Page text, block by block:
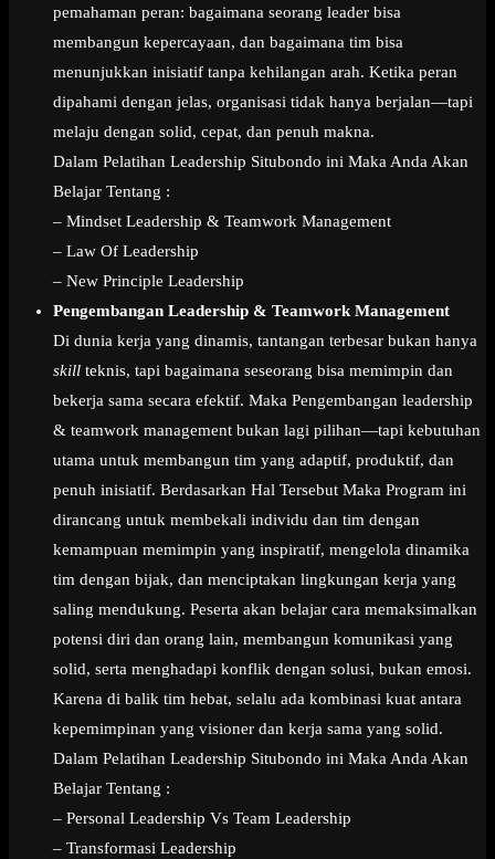
pemahaman peran: bagaimana seorang leader bisa
membangun kepercayaan, dan bagaimana tim bisa
menunjukkan inisiatif tanpa kehilangan arah. Ketika peran
dipahami dengan jelas, organisasi tidak hanya berjalan—tapi
melaju dengan solid, cepat, dan penuh makna.
Dalam Pelatihan Leadership Situbondo ini Maka Anda Akan
Belajar Tentang :
– Mindset Leadership & Teamwork Management
– Law Of Leadership
– New Principle Leadership
Pengembangan Leadership & Teamwork Management
Di dunia kerja yang dinamis, tantangan terbesar bukan hanya
skill teknis, tapi bagaimana seseorang bisa memimpin dan
bekerja sama secara efektif. Maka Pengembangan leadership
& teamwork management bukan lagi pilihan—tapi kebutuhan
utama untuk membangun tim yang adaptif, produktif, dan
penuh inisiatif. Berdasarkan Hal Tersebut Maka Program ini
dirancang untuk membekali individu dan tim dengan
kemampuan memimpin yang inspiratif, mengelola dinamika
tim dengan bijak, dan menciptakan lingkungan kerja yang
saling mendukung. Peserta akan belajar cara memaksimalkan
potensi diri dan orang lain, membangun komunikasi yang
solid, serta menghadapi konflik dengan solusi, bukan emosi.
Karena di balik tim hebat, selalu ada kombinasi kuat antara
kepemimpinan yang visioner dan kerja sama yang solid.
Dalam Pelatihan Leadership Situbondo ini Maka Anda Akan
Belajar Tentang :
– Personal Leadership Vs Team Leadership
– Transformasi Leadership